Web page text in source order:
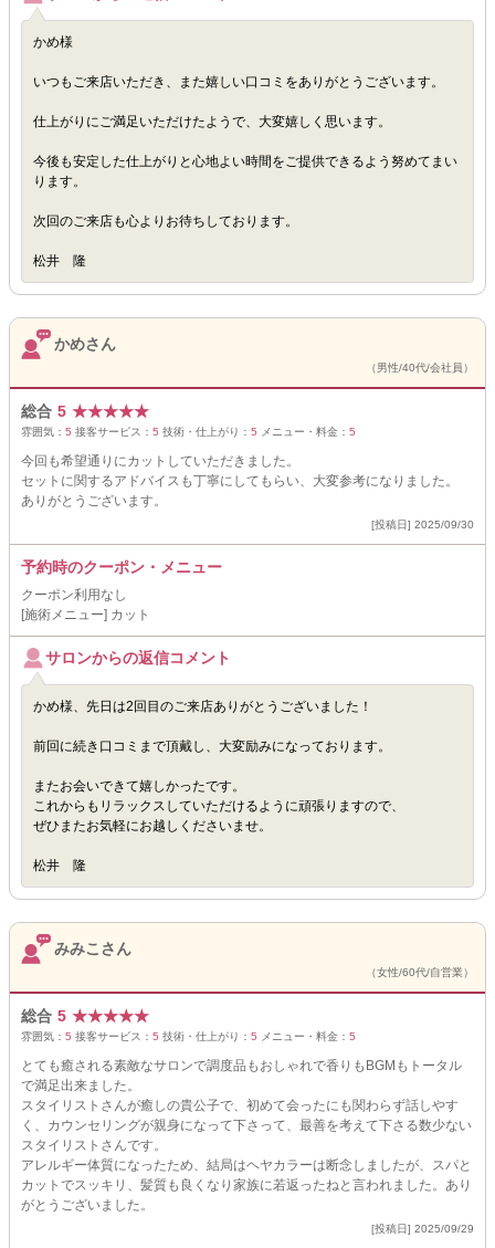
かめ様
いつもご来店いただき、また嬉しい口コミをありがとうございます。
仕上がりにご満足いただけたようで、大変嬉しく思います。
今後も安定した仕上がりと心地よい時間をご提供できるよう努めてまい
ります。
次回のご来店も心よりお待ちしております。
松井 隆
かめさん
（男性/40代/会社員）
総合 5 ★★★★★
雰囲気： 5 接客サービス： 5 技術・仕上がり： 5 メニュー・料金： 5
今回も希望通りにカットしていただきました。
セットに関するアドバイスも丁寧にしてもらい、大変参考になりました。
ありがとうございます。
[投稿日] 2025/09/30
予約時のクーポン・メニュー
クーポン利用なし
[施術メニュー] カット
サロンからの返信コメント
かめ様、先日は2回目のご来店ありがとうございました！
前回に続き口コミまで頂戴し、大変励みになっております。
またお会いできて嬉しかったです。
これからもリラックスしていただけるように頑張りますので、
ぜひまたお気軽にお越しくださいませ。
松井 隆
みみこさん
（女性/60代/自営業）
総合 5 ★★★★★
雰囲気： 5 接客サービス： 5 技術・仕上がり： 5 メニュー・料金： 5
とても癒される素敵なサロンで調度品もおしゃれで香りもBGMもトータル
で満足出来ました。
スタイリストさんが癒しの貴公子で、初めて会ったにも関わらず話しやす
く、カウンセリングが親身になって下さって、最善を考えて下さる数少ない
スタイリストさんです。
アレルギー体質になったため、結局はヘヤカラーは断念しましたが、スパと
カットでスッキリ、髪質も良くなり家族に若返ったねと言われました。あり
がとうございました。
[投稿日] 2025/09/29